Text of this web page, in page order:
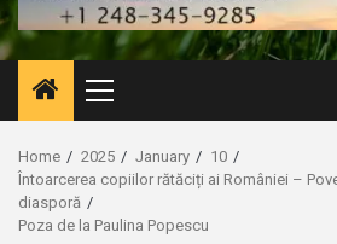
Primary
Menu
Home 2025 January
10
Întoarcerea copiilor rătăciți ai României –
diasporă
Poza de la Paulina Popescu